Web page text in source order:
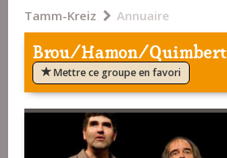
Tamm-Kreiz Annuaire
Brou/Hamon/Quimbert
Mettre ce groupe en favori